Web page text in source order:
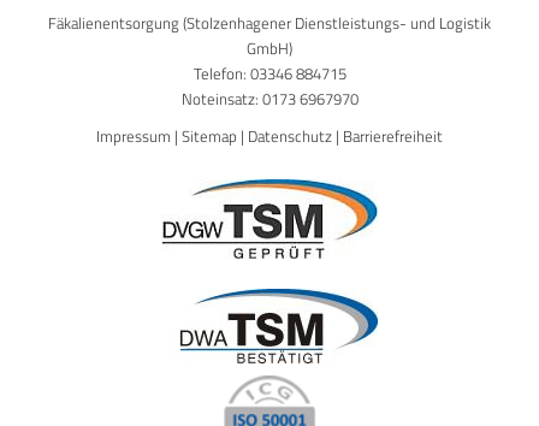
Fäkalienentsorgung (Stolzenhagener Dienstleistungs- und Logistik
GmbH)
Telefon: 03346 884715
Noteinsatz: 0173 6967970
Impressum | Sitemap | Datenschutz | Barrierefreiheit